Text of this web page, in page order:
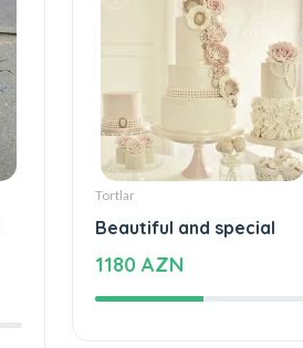
Tortlar
Beautiful and special
1180 AZN